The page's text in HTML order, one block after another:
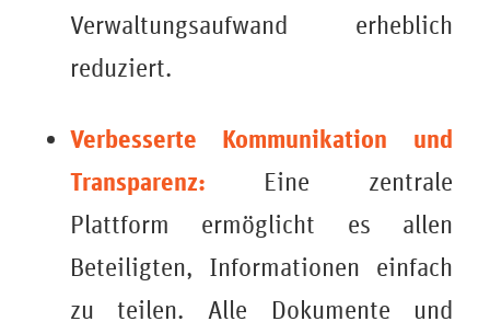
Verwaltungsaufwand erheblich
reduziert.
Verbesserte Kommunikation und
Transparenz: Eine zentrale
Plattform ermöglicht es allen
Beteiligten, Informationen einfach
zu teilen. Alle Dokumente und